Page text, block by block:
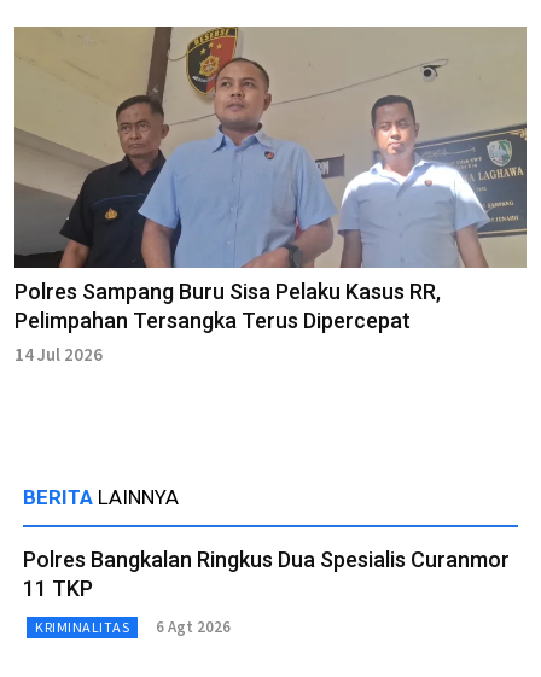
Polres Sampang Buru Sisa Pelaku Kasus RR,
Pelimpahan Tersangka Terus Dipercepat
14 Jul 2026
BERITA LAINNYA
Polres Bangkalan Ringkus Dua Spesialis Curanmor
11 TKP
KRIMINALITAS 6 Agt 2026